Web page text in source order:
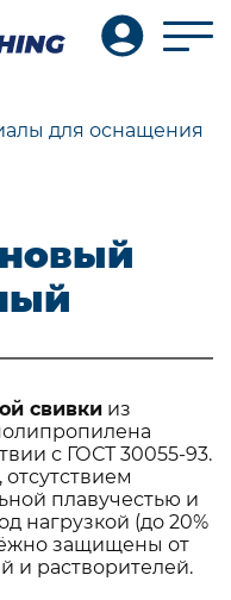
для оснащения
свивки из
с ГОСТ 30055-93.
плавучестью и
нагрузкой (до 20%
защищены от
и растворителей.